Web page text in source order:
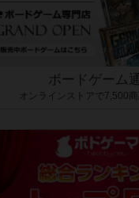
・クッキング・海賊同士の対
方向けの絞込機能です。例え
ボードゲーム
オンラインストアで7,500